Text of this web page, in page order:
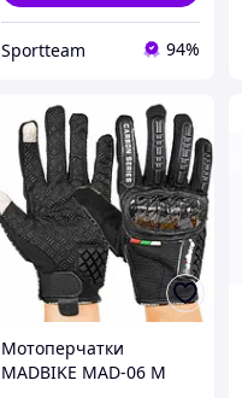
Sportteam 94%
Мотоперчатки
MADBIKE MAD-06 M